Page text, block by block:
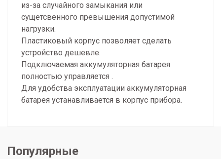
из-за случайного замыкания или
сущетсвенного превышения допустимой
нагрузки.
Пластиковый корпус позволяет сделать
устройство дешевле.
Подключаемая аккумуляторная батарея
полностью управляется .
Для удобства эксплуатации аккумуляторная
батарея устанавливается в корпус прибора.
Популярные